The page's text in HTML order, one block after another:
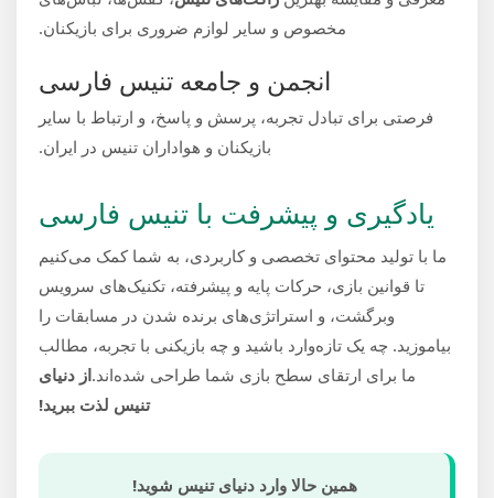
مخصوص و سایر لوازم ضروری برای بازیکنان.
انجمن و جامعه تنیس فارسی
فرصتی برای تبادل تجربه، پرسش و پاسخ، و ارتباط با سایر
بازیکنان و هواداران تنیس در ایران.
یادگیری و پیشرفت با تنیس فارسی
ما با تولید محتوای تخصصی و کاربردی، به شما کمک می‌کنیم
تا قوانین بازی، حرکات پایه و پیشرفته، تکنیک‌های سرویس
وبرگشت، و استراتژی‌های برنده شدن در مسابقات را
بیاموزید. چه یک تازه‌وارد باشید و چه بازیکنی با تجربه، مطالب
ما برای ارتقای سطح بازی شما طراحی شده‌اند.از دنیای
تنیس لذت ببرید!
همین حالا وارد دنیای تنیس شوید!